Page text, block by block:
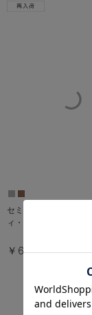
セミフレアースカート
ィ・産後【出産後も
￥6,990税込